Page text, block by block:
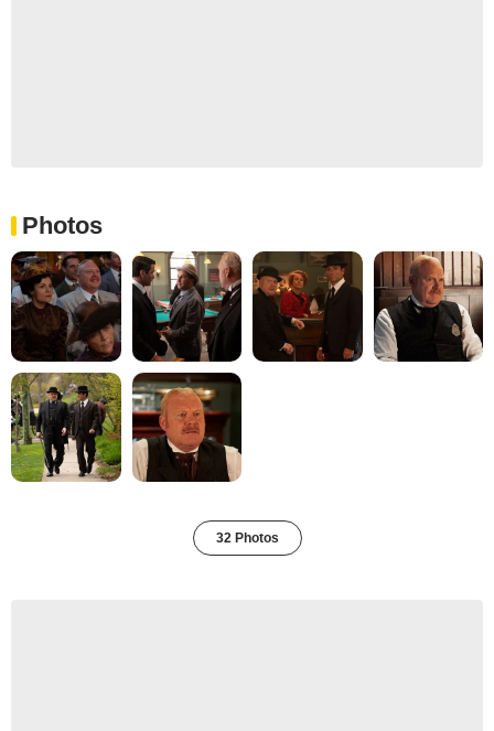
Photos
32 Photos